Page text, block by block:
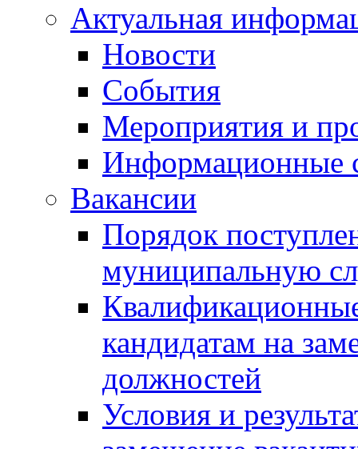
Актуальная
Новости
События
Мероприятия и
Информационные
Вакансии
Порядок
муниципальную
кандидатам на
должностей
Условия и